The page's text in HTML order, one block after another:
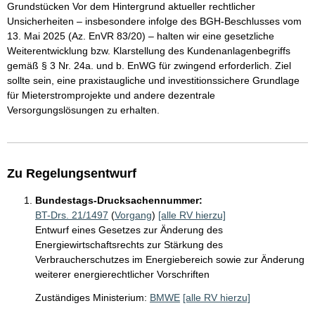
Grundstücken Vor dem Hintergrund aktueller rechtlicher
Unsicherheiten – insbesondere infolge des BGH-Beschlusses vom
13. Mai 2025 (Az. EnVR 83/20) – halten wir eine gesetzliche
Weiterentwicklung bzw. Klarstellung des Kundenanlagenbegriffs
gemäß § 3 Nr. 24a. und b. EnWG für zwingend erforderlich. Ziel
sollte sein, eine praxistaugliche und investitionssichere Grundlage
für Mieterstromprojekte und andere dezentrale
Versorgungslösungen zu erhalten.
Zu Regelungsentwurf
Bundestags-Drucksachennummer:
BT-Drs. 21/1497 (Vorgang) [alle RV hierzu]
Entwurf eines Gesetzes zur Änderung des
Energiewirtschaftsrechts zur Stärkung des
Verbraucherschutzes im Energiebereich sowie zur Änderung
weiterer energierechtlicher Vorschriften
Zuständiges Ministerium: BMWE [alle RV hierzu]